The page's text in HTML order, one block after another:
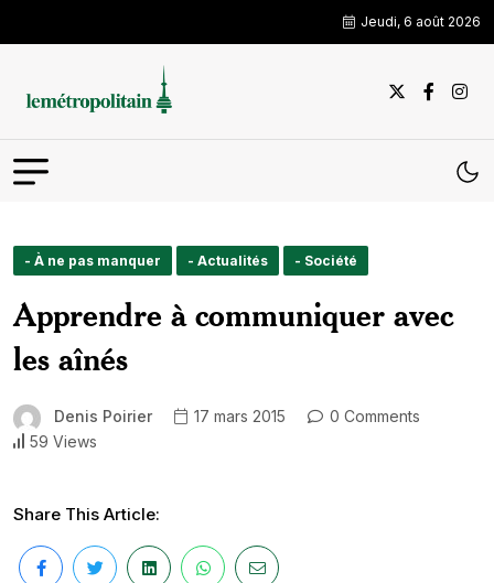
Jeudi, 6 août 2026
- À ne pas manquer - Actualités - Société
Apprendre à communiquer avec
les aînés
Denis Poirier 17 mars 2015
0 Comments
59 Views
Share This Article: